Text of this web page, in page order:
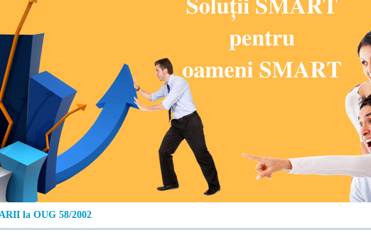
la OUG 58/2002